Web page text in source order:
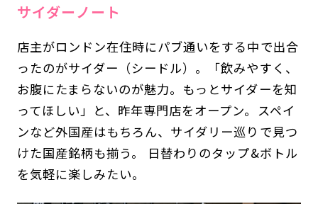
サイダーノート
店主がロンドン在住時にパブ通いをする中で出合
ったのがサイダー（シードル）。「飲みやすく、
お腹にたまらないのが魅力。もっとサイダーを知
ってほしい」と、昨年専門店をオープン。スペイ
ンなど外国産はもちろん、サイダリー巡りで見つ
けた国産銘柄も揃う。 日替わりのタップ&ボトル
を気軽に楽しみたい。